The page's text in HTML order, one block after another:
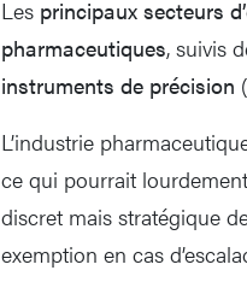
Les principaux secteurs
pharmaceutiques, suivis
instruments de précision
L’industrie
ce qui pourrait
discret mais stratégique
exemption en cas